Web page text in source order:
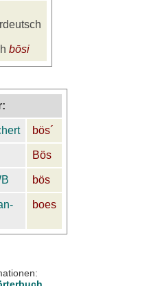
bōsi
bös´
Bös
bös
boes